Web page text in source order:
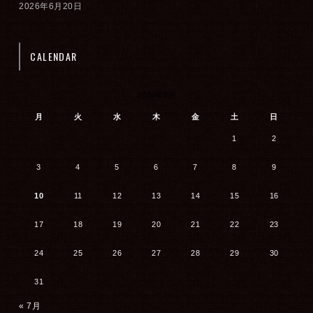
2026年6月20日
CALENDAR
月 火 水 木 金 土 日
1 2
3 4 5 6 7 8 9
10 11 12 13 14 15 16
17 18 19 20 21 22 23
24 25 26 27 28 29 30
31
« 7月